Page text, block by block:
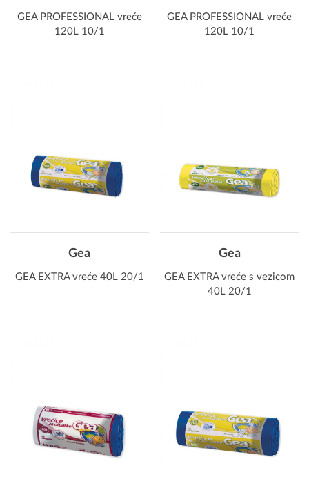
GEA PROFESSIONAL vreće
120L 10/1
GEA PROFESSIONAL vreće
120L 10/1
Gea
GEA EXTRA vreće 40L 20/1
Gea
GEA EXTRA vreće s vezicom
40L 20/1